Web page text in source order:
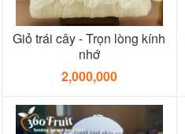
Giỏ trái cây - Trọn lòng kính
nhớ
2,000,000